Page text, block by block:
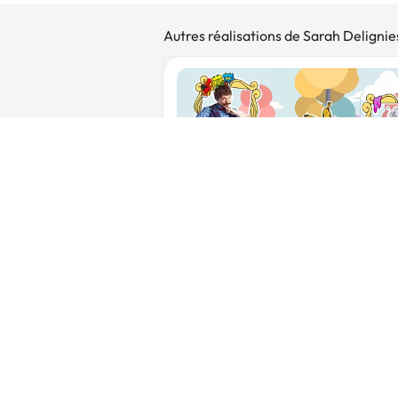
Autres réalisations de Sarah